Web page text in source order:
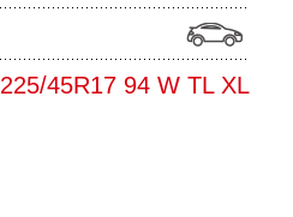
225/45R17 94 W TL XL